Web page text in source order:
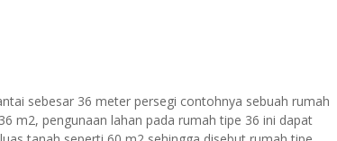
sebesar 36 meter persegi contohnya sebuah rumah
m2, pengunaan lahan pada rumah tipe 36 ini dapat